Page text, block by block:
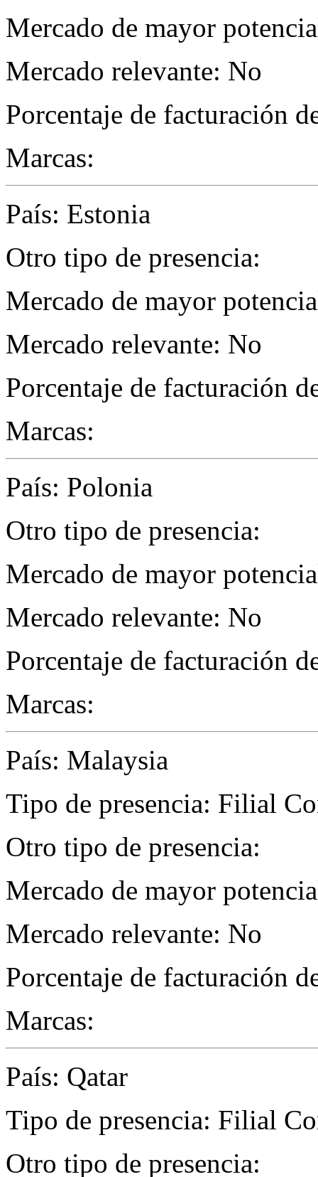
Mercado de mayor
Mercado relevante: No
Porcentaje de facturación
Marcas:
País: Estonia
Otro tipo de presencia:
Mercado de mayor
Mercado relevante: No
Porcentaje de facturación
Marcas:
País: Polonia
Otro tipo de presencia:
Mercado de mayor
Mercado relevante: No
Porcentaje de facturación
Marcas:
País: Malaysia
Tipo de presencia: Filial
Otro tipo de presencia:
Mercado de mayor
Mercado relevante: No
Porcentaje de facturación
Marcas:
País: Qatar
Tipo de presencia: Filial
Otro tipo de presencia: